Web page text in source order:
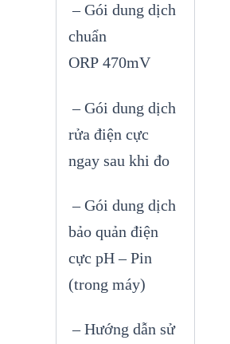
– Gói dung dịch
chuẩn
ORP 470mV
– Gói dung dịch
rửa điện cực
ngay sau khi đo
– Gói dung dịch
bảo quản điện
cực pH– Pin
(trong máy)
– Hướng dẫn sử